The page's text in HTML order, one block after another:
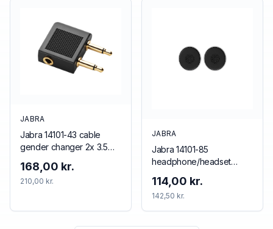
JABRA
Jabra 14101-43 cable
gender changer 2x 3.5
168,00 kr.
210,00 kr.
JABRA
Jabra 14101-85
headphone/headset
set
114,00 kr.
142,50 kr.